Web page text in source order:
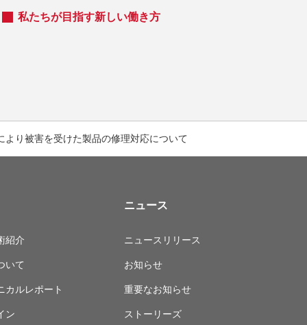
私たちが目指す新しい働き方
り被害を受けた製品の修理対応について
紹介
いて
カルレポート
ン
ニュース
ニュースリリース
お知らせ
重要なお知らせ
ストーリーズ